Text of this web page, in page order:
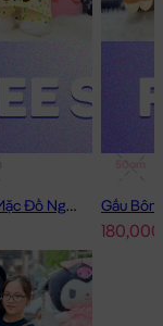
Gấu Hello Kitty Mặc Đồ Ngủ Thêu Sao